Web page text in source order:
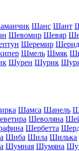
Шанс Шант
Шевомир Шевяр
Шеремир
Шмель Шмяк
Шурен Шурик
Шамса Шанель
Шеволяна
Шербетта
Шиба Шила Шилька
Шумная Шумяна